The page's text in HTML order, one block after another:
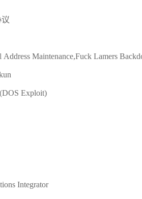
Maintenance,Fuck Lamers
Exploit)
Integrator